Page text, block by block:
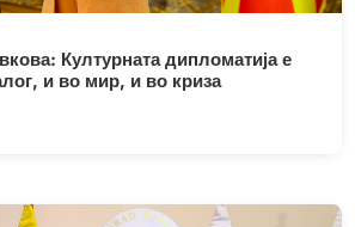
Културната дипломатија е
и во мир, и во криза